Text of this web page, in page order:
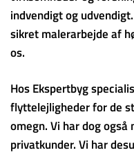
indvendigt og
sikret malerarbejde af
os.
Hos Ekspertbyg
flyttelejligheder for de
omegn. Vi har dog
privatkunder. Vi har